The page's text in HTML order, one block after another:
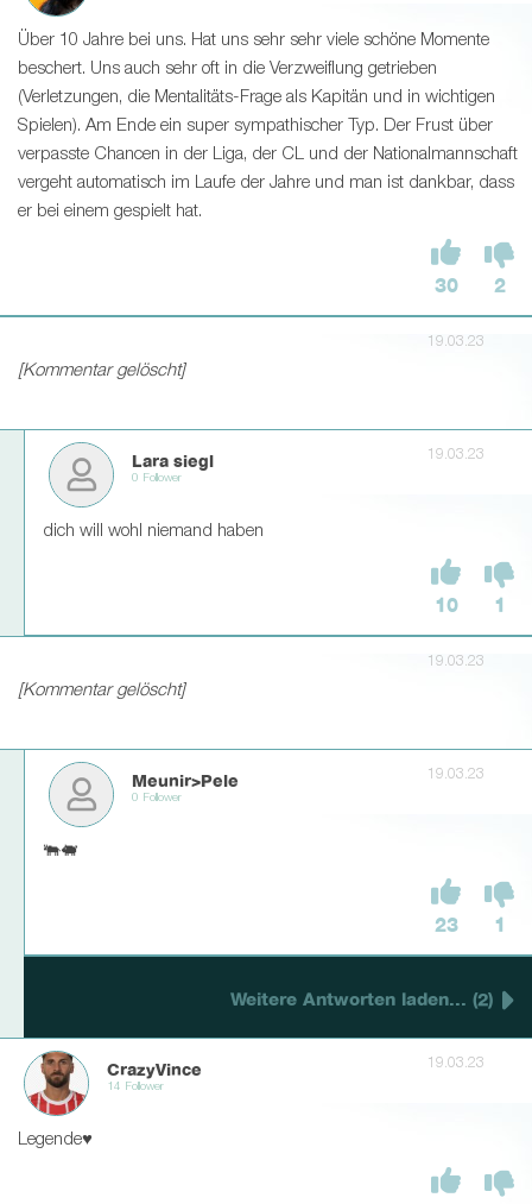
Über 10 Jahre bei uns. Hat uns sehr sehr viele schöne Momente
beschert. Uns auch sehr oft in die Verzweiflung getrieben
(Verletzungen, die Mentalitäts-Frage als Kapitän und in wichtigen
Spielen). Am Ende ein super sympathischer Typ. Der Frust über
verpasste Chancen in der Liga, der CL und der Nationalmannschaft
vergeht automatisch im Laufe der Jahre und man ist dankbar, dass
er bei einem gespielt hat.
30 2
19.03.23
[Kommentar gelöscht]
Lara siegl
0 Follower
19.03.23
dich will wohl niemand haben
10 1
19.03.23
[Kommentar gelöscht]
Meunir>Pele
0 Follower
19.03.23
🐃🐖
23 1
Weitere Antworten laden... (2)
CrazyVince
14 Follower
19.03.23
Legende♥